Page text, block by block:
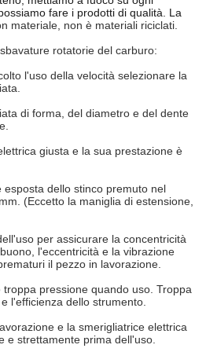
fare i prodotti di qualità. La
materiale, non è materiali riciclati.
rotatorie del carburo:
l'uso della velocità selezionare la
di forma, del diametro e del dente
giusta e la sua prestazione è
esposta dello stinco premuto nel
(Eccetto la maniglia di estensione,
per assicurare la concentricità
l'eccentricità e la vibrazione
il pezzo in lavorazione.
pressione quando uso. Troppa
l'efficienza dello strumento.
e la smerigliatrice elettrica
e strettamente prima dell'uso.